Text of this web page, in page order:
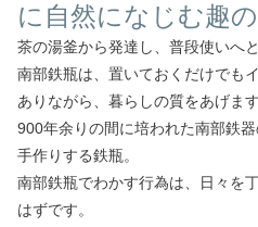
に自然になじむ趣
茶の湯釜から発達し、普段使いへ
南部鉄瓶は、置いておくだけでも
ありながら、暮らしの質をあげます
900年余りの間に培われた南部鉄
手作りする鉄瓶。
南部鉄瓶でわかす行為は、日々を
はずです。